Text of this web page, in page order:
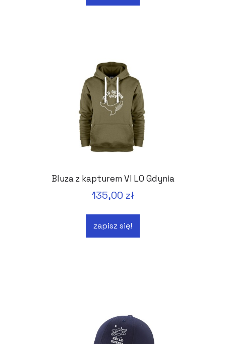
Bluza z kapturem VI LO Gdynia
135,00 zł
zapisz się!